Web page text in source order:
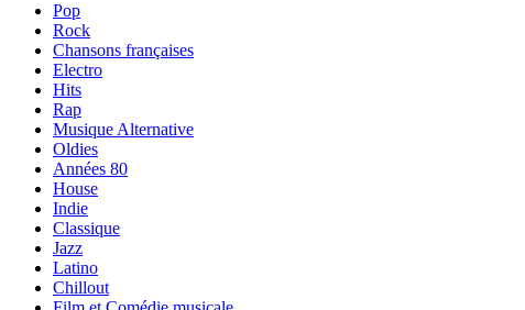
Pop
Rock
Chansons françaises
Electro
Hits
Rap
Musique Alternative
Oldies
Années 80
House
Indie
Classique
Jazz
Latino
Chillout